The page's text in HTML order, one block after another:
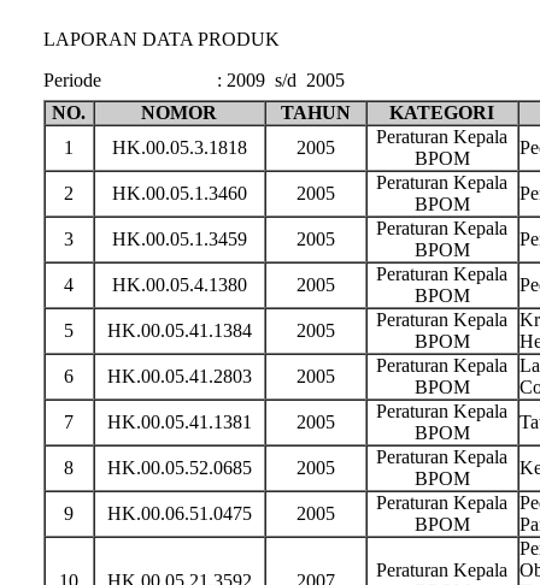
LAPORAN DATA PRODUK
Periode
: 2009 s/d 2005
NO.
NOMOR TAHUN
KATEGORI
1
HK.00.05.3.1818 2005
Peraturan Kepala
BPOM
2 HK.00.05.1.3460 2005
Peraturan Kepala
BPOM
3 HK.00.05.1.3459 2005
Peraturan Kepala
BPOM
4 HK.00.05.4.1380 2005
Peraturan Kepala
BPOM
5 HK.00.05.41.1384 2005
Peraturan Kepala
BPOM
6
HK.00.05.41.2803 2005
Peraturan Kepala
BPOM
7
HK.00.05.41.1381 2005
Peraturan Kepala
BPOM
8 HK.00.05.52.0685 2005
Peraturan Kepala
BPOM
9 HK.00.06.51.0475 2005
Peraturan Kepala
BPOM
10 HK.00.05.21.3592 2007
Peraturan Kepala